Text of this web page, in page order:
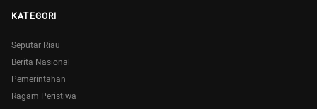
KATEGORI
Seputar Riau
Berita Nasional
Pemerintahan
Ragam Peristiwa